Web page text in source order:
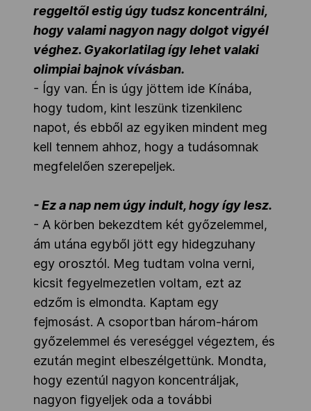
reggeltől estig úgy tudsz koncentrálni,
hogy valami nagyon nagy dolgot vigyél
véghez. Gyakorlatilag így lehet valaki
olimpiai bajnok vívásban.
- Így van. Én is úgy jöttem ide Kínába,
hogy tudom, kint leszünk tizenkilenc
napot, és ebből az egyiken mindent meg
kell tennem ahhoz, hogy a tudásomnak
megfelelően szerepeljek.
- Ez a nap nem úgy indult, hogy így lesz.
- A körben bekezdtem két győzelemmel,
ám utána egyből jött egy hidegzuhany
egy orosztól. Meg tudtam volna verni,
kicsit fegyelmezetlen voltam, ezt az
edzőm is elmondta. Kaptam egy
fejmosást. A csoportban három-három
győzelemmel és vereséggel végeztem, és
ezután megint elbeszélgettünk. Mondta,
hogy ezentúl nagyon koncentráljak,
nagyon figyeljek oda a további